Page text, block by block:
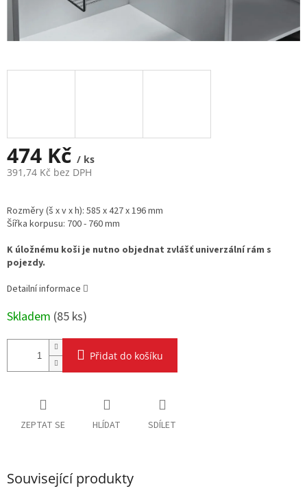
474 Kč / ks
391,74 Kč bez DPH
cena:
Rozměry (š x v x h): 585 x 427 x 196 mm
Šířka korpusu: 700 - 760 mm
K úložnému koši je nutno objednat zvlášť univerzální rám s
pojezdy.
Detailní informace
Skladem (85 ks)
Přidat do košíku
ZEPTAT SE HLÍDAT SDÍLET
Související produkty